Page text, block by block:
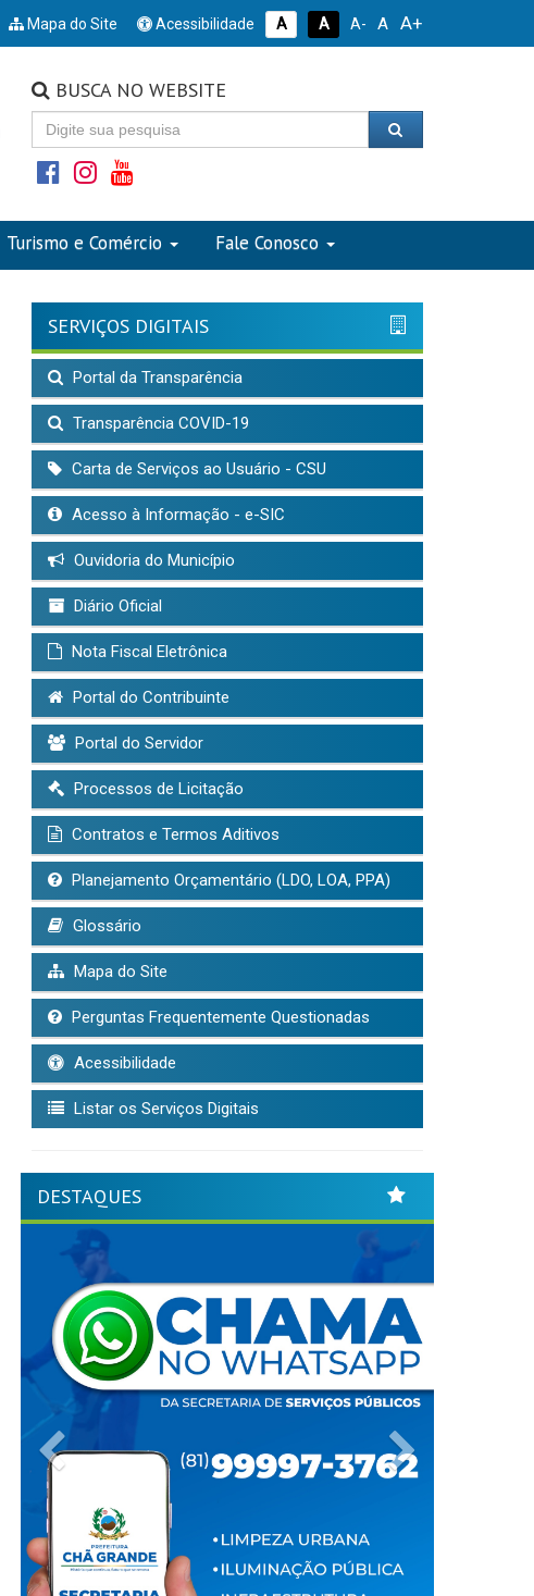
Mapa do Site Acessibilidade A A A- A A+
BUSCA NO WEBSITE
Turismo e Comércio Fale Conosco
SERVIÇOS DIGITAIS
Portal da Transparência
Transparência COVID-19
Carta de Serviços ao Usuário - CSU
Acesso à Informação - e-SIC
Ouvidoria do Município
Diário Oficial
Nota Fiscal Eletrônica
Portal do Contribuinte
Portal do Servidor
Processos de Licitação
Contratos e Termos Aditivos
Planejamento Orçamentário (LDO, LOA, PPA)
Glossário
Mapa do Site
Perguntas Frequentemente Questionadas
Acessibilidade
Listar os Serviços Digitais
DESTAQUES
Previous